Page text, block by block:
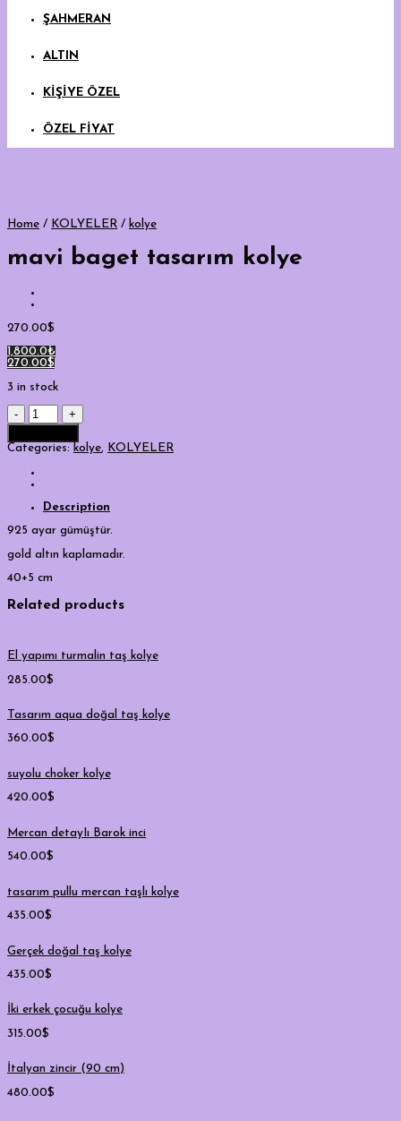
ŞAHMERAN
ALTIN
KİŞİYE ÖZEL
ÖZEL FİYAT
Home / KOLYELER / kolye
mavi baget tasarım kolye
270.00$
1,800.0₺
270.00$
3 in stock
mavi
baget
kolye
quantity
Categories: kolye, KOLYELER
Description
925 ayar gümüştür.
gold altın kaplamadır.
40+5 cm
Related products
El yapımı turmalin taş kolye
285.00$
Tasarım aqua doğal taş kolye
360.00$
suyolu choker kolye
420.00$
Mercan detayIı Barok inci
540.00$
tasarım pullu mercan taşlı kolye
435.00$
Gerçek doğal taş kolye
435.00$
İki erkek çocuğu kolye
315.00$
İtalyan zincir (90 cm)
480.00$